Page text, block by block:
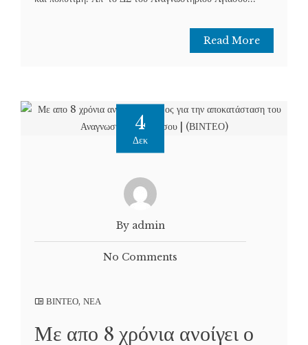
Read More
4
Δεκ
By admin
No Comments
ΒΙΝΤΕΟ, ΝΕΑ
Με απο 8 χρόνια ανοίγει ο